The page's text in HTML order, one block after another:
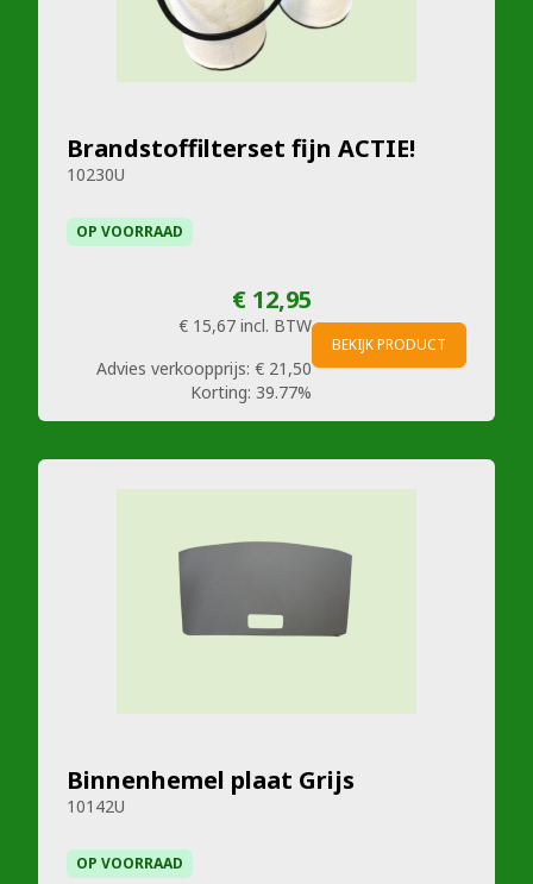
Brandstoffilterset fijn ACTIE!
10230U
OP VOORRAAD
€ 12,95
€ 15,67 incl. BTW
Advies verkoopprijs: € 21,50
Korting: 39.77%
BEKIJK PRODUCT
Binnenhemel plaat Grijs
10142U
OP VOORRAAD